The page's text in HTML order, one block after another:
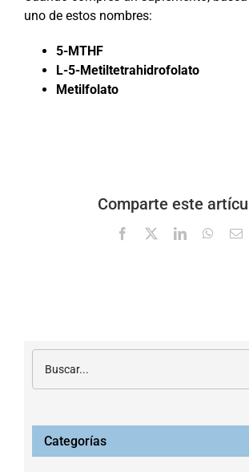
uno de estos nombres:
5-MTHF
L-5-Metiltetrahidrofolato
Metilfolato
Comparte este
Facebook LinkedIn
Categorías